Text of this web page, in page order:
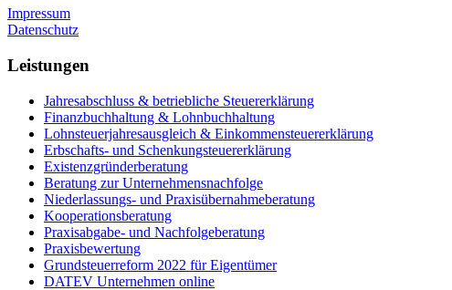
Impressum
Datenschutz
Leistungen
Jahresabschluss & betriebliche Steuererklärung
Finanzbuchhaltung & Lohnbuchhaltung
Lohnsteuerjahresausgleich & Einkommensteuererklärung
Erbschafts- und Schenkungsteuererklärung
Existenzgründerberatung
Beratung zur Unternehmensnachfolge
Niederlassungs- und Praxisübernahmeberatung
Kooperationsberatung
Praxisabgabe- und Nachfolgeberatung
Praxisbewertung
Grundsteuerreform 2022 für Eigentümer
DATEV Unternehmen online